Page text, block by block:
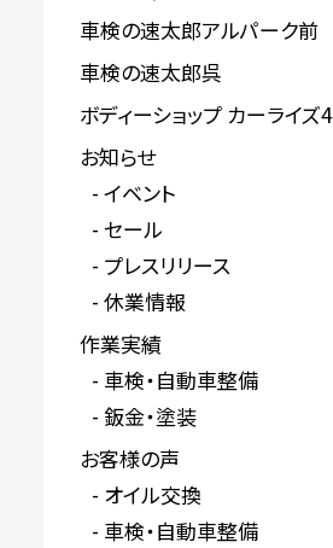
車検の速太郎アルパーク前
車検の速太郎呉
ボディーショップ カーライズ4
お知らせ
イベント
セール
プレスリリース
休業情報
作業実績
車検・自動車整備
鈑金・塗装
お客様の声
オイル交換
車検・自動車整備